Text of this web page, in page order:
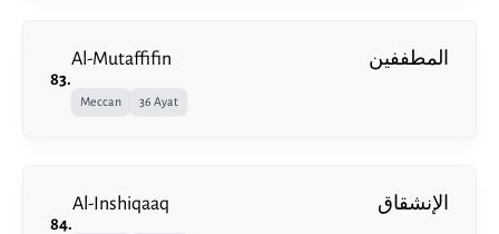
83.
Al-Mutaffifin المطففين
Meccan 36 Ayat
84.
Al-Inshiqaaq الإنشقاق